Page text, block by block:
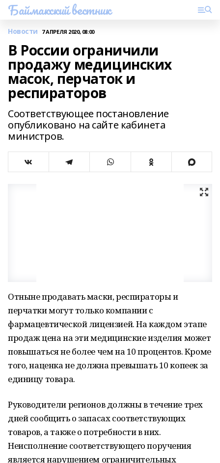
Баймакский вестник
Новости 7 АПРЕЛЯ 2020, 08:00
В России ограничили
продажу медицинских
масок, перчаток и
респираторов
Соответствующее постановление
опубликовано на сайте кабинета
министров.
Отныне продавать маски, респираторы и
перчатки могут только компании с
фармацевтической лицензией. На каждом этапе
продаж цена на эти медицинские изделия может
повышаться не более чем на 10 процентов. Кроме
того, наценка не должна превышать 10 копеек за
единицу товара.
Руководители регионов должны в течение трех
дней сообщить о запасах соответствующих
товаров, а также о потребности в них.
Неисполнение соответствующего поручения
является нарушением ограничительных